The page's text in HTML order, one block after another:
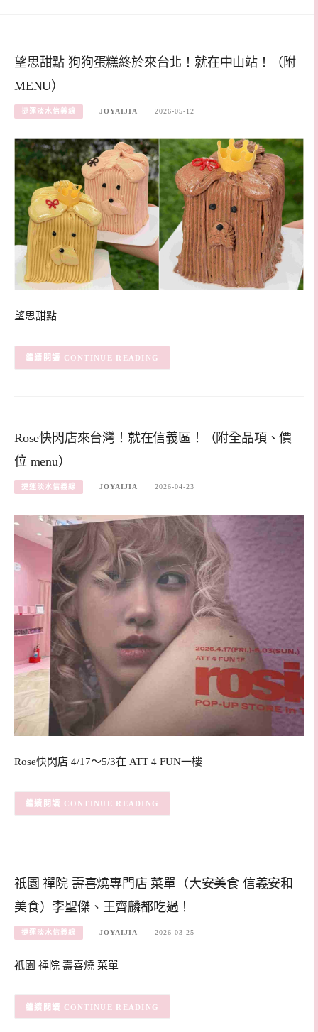
望思甜點 狗狗蛋糕終於來台北！就在中山站！（附
MENU）
捷運淡水信義線 JOYAIJIA 2026-05-12
望思甜點
CONTINUE READING
Rose快閃店來台灣！就在信義區！（附全品項、價
位 menu）
捷運淡水信義線 JOYAIJIA 2026-04-23
Rose快閃店 4/17～5/3在 ATT 4 FUN一樓
CONTINUE READING
祇園 禪院 壽喜燒專門店 菜單（大安美食 信義安和
美食）李聖傑、王齊麟都吃過！
捷運淡水信義線 JOYAIJIA 2026-03-25
祇園 禪院 壽喜燒 菜單
CONTINUE READING